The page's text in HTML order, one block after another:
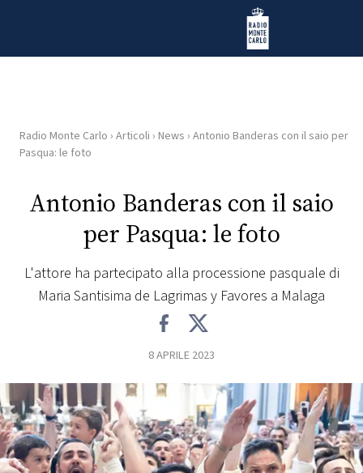
Radio Monte Carlo
HOME
RADIO
PLAYLIST
FOTO
CONCORSI
Radio Monte Carlo › Articoli › News › Antonio Banderas con il saio per
Pasqua: le foto
Antonio Banderas con il saio
per Pasqua: le foto
L'attore ha partecipato alla processione pasquale di
Maria Santisima de Lagrimas y Favores a Malaga
8 APRILE 2023